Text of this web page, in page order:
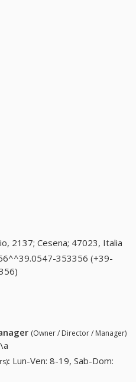
2137; Cesena; 47023, Italia
353356 (+39-
(Owner / Director / Manager)
: Lun-Ven: 8-19, Sab-Dom: